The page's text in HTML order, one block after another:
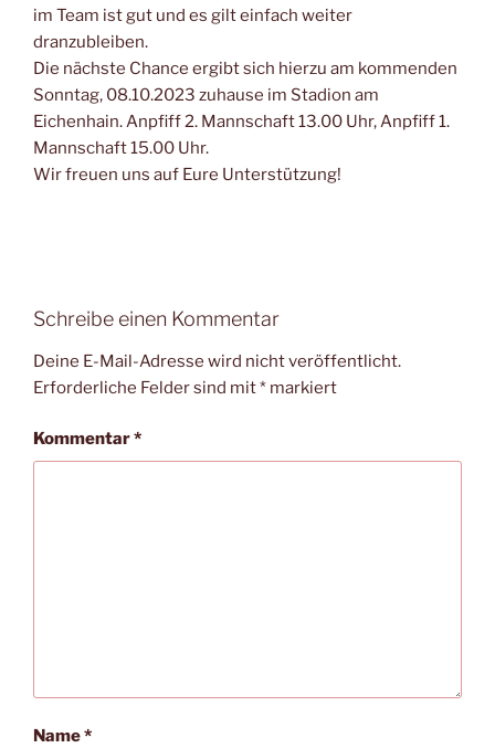
im Team ist gut und es gilt einfach weiter
dranzubleiben.
Die nächste Chance ergibt sich hierzu am kommenden
Sonntag, 08.10.2023 zuhause im Stadion am
Eichenhain. Anpfiff 2. Mannschaft 13.00 Uhr, Anpfiff 1.
Mannschaft 15.00 Uhr.
Wir freuen uns auf Eure Unterstützung!
Schreibe einen Kommentar
Deine E-Mail-Adresse wird nicht veröffentlicht.
Erforderliche Felder sind mit* markiert
Kommentar*
Name*